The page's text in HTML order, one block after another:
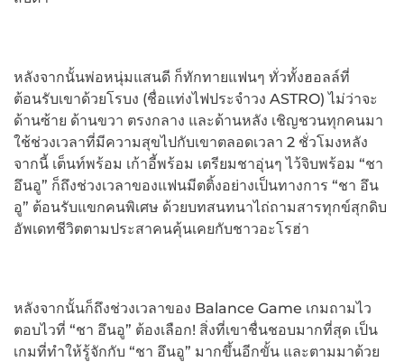
หลังจากนั้นพ่อหนุ่มแสนดี ก็ทักทายแฟนๆ ทั่วทั้งฮอลล์ที่
ต้อนรับเขาด้วยโรบง (ชื่อแท่งไฟประจำวง ASTRO) ไม่ว่าจะ
ด้านซ้าย ด้านขวา ตรงกลาง และด้านหลัง เชิญชวนทุกคนมา
ใช้ช่วงเวลาที่มีความสุขไปกับเขาตลอดเวลา 2 ชั่วโมงหลัง
จากนี้ เต็นท์พร้อม เก้าอี้พร้อม เตรียมชาอุ่นๆ ไว้จิบพร้อม “ชา
อึนอู” ก็ถึงช่วงเวลาของแฟนมีตติ้งอย่างเป็นทางการ “ชา อึน
อู” ต้อนรับแขกคนพิเศษ ด้วยบทสนทนาไถ่ถามสารทุกข์สุกดิบ
อัพเดทชีวิตตามประสาคนคุ้นเคยกับชาวอะโรฮ่า
หลังจากนั้นก็ถึงช่วงเวลาของ Balance Game เกมถามไว
ตอบไวที่ “ชา อึนอู” ต้องเลือก! สิ่งที่เขาชื่นชอบมากที่สุด เป็น
เกมที่ทำให้รู้จักกับ “ชา อึนอู” มากขึ้นอีกขั้น และตามมาด้วย